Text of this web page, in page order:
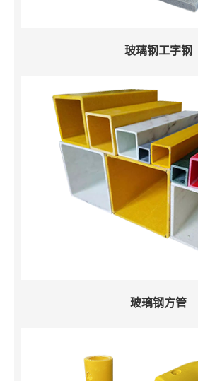
玻璃钢工字钢
玻璃钢方管